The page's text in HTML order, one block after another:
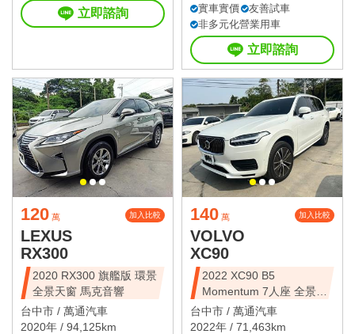
立即諮詢
實車實價
友善試車
非多元化營業用車
立即諮詢
120 萬 加入比較
LEXUS
RX300
2020 RX300 旗艦版 環景
全景天窗 馬克音響
台中市 / 萬通汽車
2020年 / 94,125km
140 萬 加入比較
VOLVO
XC90
2022 XC90 B5
Momentum 7人座 全景天
窗
台中市 / 萬通汽車
2022年 / 71,463km